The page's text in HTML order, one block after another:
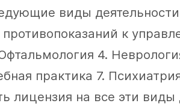
виды
к
4.
практика 7.
лицензия на все эти